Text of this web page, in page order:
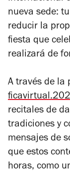
nueva sede:
reducir la
fiesta que
realizará de
A través de la
recitales de
tradiciones y
mensajes de
que estos
horas, como